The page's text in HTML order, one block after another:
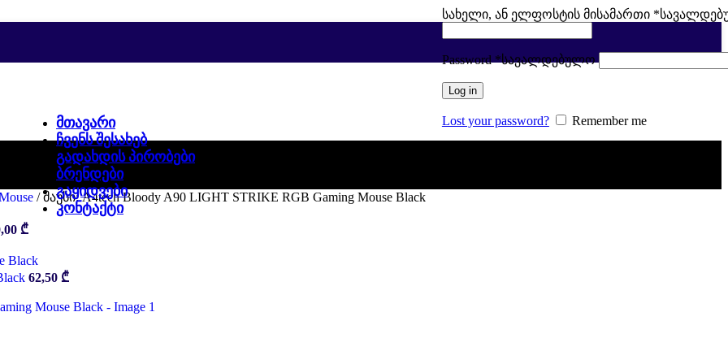
სახელი, ან ელფოსტის მისამართი *
Password*სავალდებულო
Log in
Lost your password? Remember me
ᲛᲗᲐᲕᲐᲠᲘ
ᲩᲕᲔᲜᲡ ᲨᲔᲡᲐᲮᲔᲑ
ᲒᲐᲓᲐᲮᲓᲘᲡ ᲞᲘᲠᲝᲑᲔᲑᲘ
ᲑᲠᲔᲜᲓᲔᲑᲘ
ᲒᲐᲧᲘᲓᲕᲔᲑᲘ
ᲙᲝᲜᲢᲐᲥᲢᲘ
/ მაუსი: A4tech Bloody A90 LIGHT STRIKE RGB Gaming Mouse Black
₾
62,50 ₾